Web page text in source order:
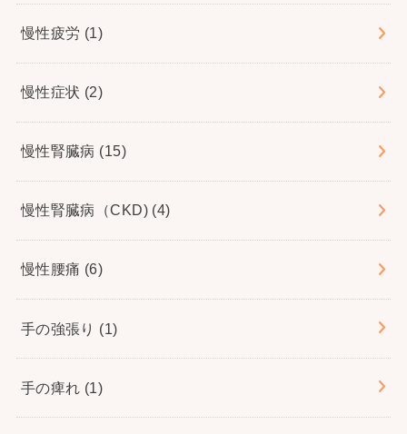
慢性疲労 (1)
慢性症状 (2)
慢性腎臓病 (15)
慢性腎臓病（CKD) (4)
慢性腰痛 (6)
手の強張り (1)
手の痺れ (1)